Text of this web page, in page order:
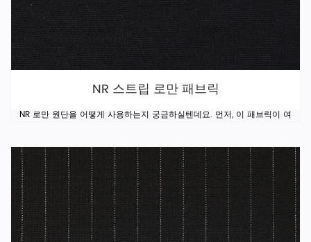
NR 스트립 로만 패브릭
NR 로만 원단을 어떻게 사용하는지 궁금하실텐데요. 먼저, 이 패브릭이 여